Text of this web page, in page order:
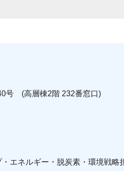
号 (高層棟2階 232番窓口)
エネルギー・脱炭素・環境戦略